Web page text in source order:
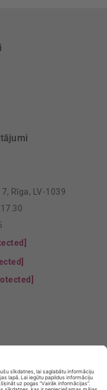
Rīga, LV-1039